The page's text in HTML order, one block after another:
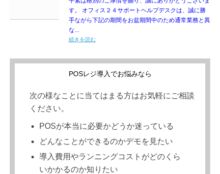
す。 オフィス２４サポートヘルプデスクは、誠に勝
手ながら下記の期間をお盆期間中のため通常業務と異
な...
続きを読む
POSレジ導入でお悩みなら
次の様なことに当てはまる方はお気軽にご相談
ください。
POSが本当に必要かどうか迷っている
どんなことができるのかデモを見たい
導入費用やランニングコストがどのくら
いかかるのか知りたい